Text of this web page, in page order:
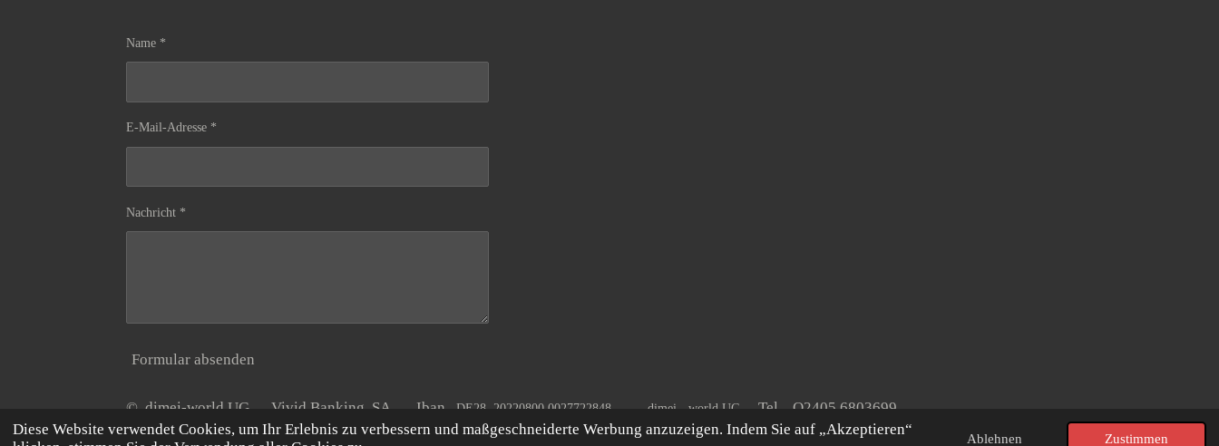
Diese Website verwendet Cookies, um Ihr Erlebnis zu verbessern und maßgeschneiderte Werbung anzuzeigen. Indem Sie auf „Akzeptieren“
Ablehnen Zustimmen
Name *
E-Mail-Adresse *
Nachricht *
Formular absenden
© dimei-world UG Vivid Banking SA Iban DE28 20220800 0027722848 dimei - world UG Tel. O2405 6803699